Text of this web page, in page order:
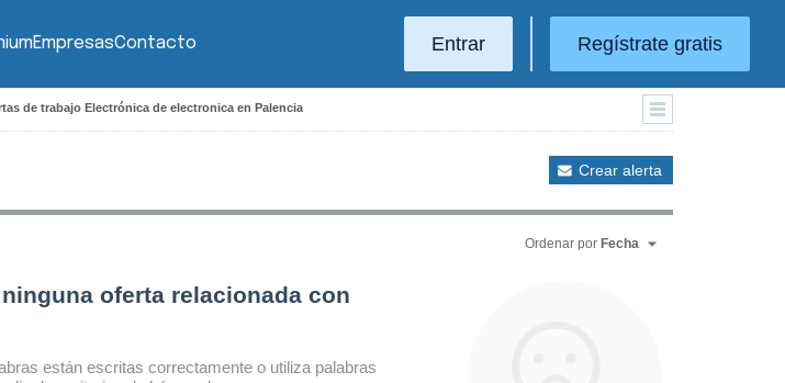
EmpresasContacto Entrar Regístrate gratis
de trabajo Electrónica de electronica en Palencia
Crear alerta
Ordenar por Fecha
oferta relacionada con
están escritas correctamente o utiliza palabras